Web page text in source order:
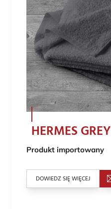
HERMES GREY
Produkt importowany
DOWIEDZ SIĘ WIĘCEJ